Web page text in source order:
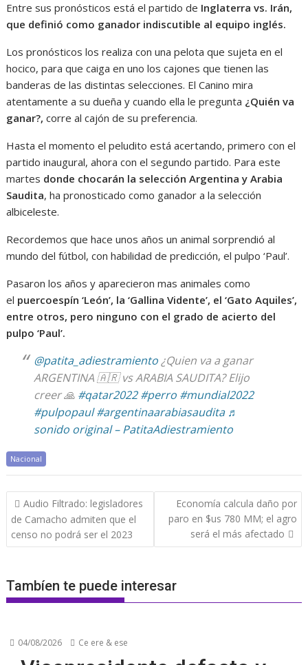
Entre sus pronósticos está el partido de Inglaterra vs. Irán,
que definió como ganador indiscutible al equipo inglés.
Los pronósticos los realiza con una pelota que sujeta en el
hocico, para que caiga en uno los cajones que tienen las
banderas de las distintas selecciones. El Canino mira
atentamente a su dueña y cuando ella le pregunta ¿Quién va
ganar?, corre al cajón de su preferencia.
Hasta el momento el peludito está acertando, primero con el
partido inaugural, ahora con el segundo partido. Para este
martes donde chocarán la selección Argentina y Arabia
Saudita, ha pronosticado como ganador a la selección
albiceleste.
Recordemos que hace unos años un animal sorprendió al
mundo del fútbol, con habilidad de predicción, el pulpo ‘Paul’.
Pasaron los años y aparecieron mas animales como
el puercoespín ‘León’, la ‘Gallina Vidente’, el ‘Gato Aquiles’,
entre otros, pero ninguno con el grado de acierto del
pulpo ‘Paul’.
@patita_adiestramiento¿Quien va a ganar
ARGENTINA 🇦🇷 vs ARABIA SAUDITA? Elijo
creer 🙏 #qatar2022 #perro #mundial2022
#pulpopaul #argentinaarabiasaudita ♬
sonido original – PatitaAdiestramiento
Nacional
Navegación
de
entradas
Audio Filtrado: legisladores
de Camacho admiten que el
censo no podrá ser el 2023
Economía calcula daño por
paro en $us 780 MM; el agro
será el más afectado
Tambíen te puede interesar
04/08/2026 Ce ere & ese